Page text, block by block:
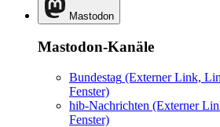
Mastodon
Mastodon-Kanäle
Bundestag (Externer Link,
Fenster)
hib-Nachrichten (Externer
Fenster)